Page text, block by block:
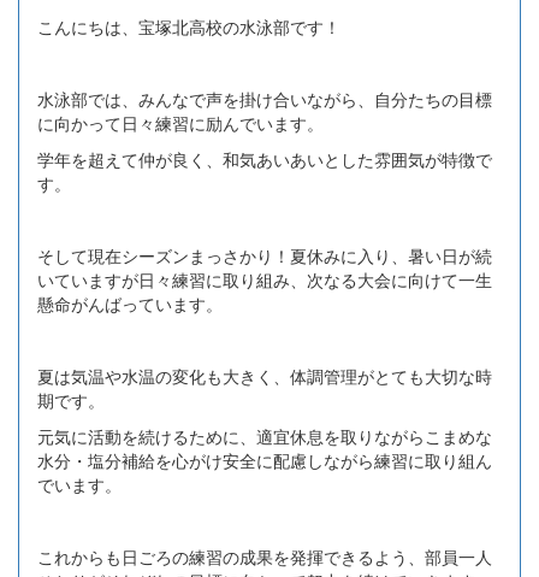
こんにちは、宝塚北高校の水泳部です！
水泳部では、みんなで声を掛け合いながら、自分たちの目標
に向かって日々練習に励んでいます。
学年を超えて仲が良く、和気あいあいとした雰囲気が特徴で
す。
そして現在シーズンまっさかり！夏休みに入り、暑い日が続
いていますが日々練習に取り組み、次なる大会に向けて一生
懸命がんばっています。
夏は気温や水温の変化も大きく、体調管理がとても大切な時
期です。
元気に活動を続けるために、適宜休息を取りながらこまめな
水分・塩分補給を心がけ安全に配慮しながら練習に取り組ん
でいます。
これからも日ごろの練習の成果を発揮できるよう、部員一人